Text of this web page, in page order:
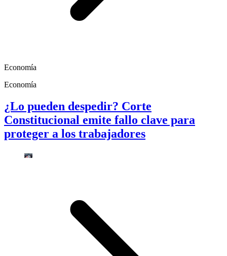
Economía
Economía
¿Lo pueden despedir? Corte
Constitucional emite fallo clave para
proteger a los trabajadores